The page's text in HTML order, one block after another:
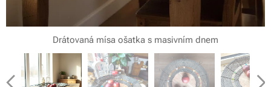
Drátovaná mísa ošatka s masivním dnem
Drátovaná mísa ošatka s masivním dnem
Drátovaná mísa ošatka s masivním dnem
Drátovaná mísa ošatka s masivním dnem
Drátovaná mísa ošatka s masivním dnem
Drátovaná mísa ošatka s masivním dnem
Drátovaná mísa ošatka s masivním dnem
Drátovaná mísa ošatka s masivním dnem